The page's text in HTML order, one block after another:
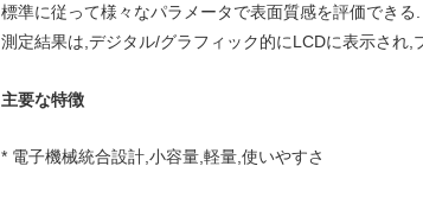
標準に従って様々なパラメータで表面質感を評価できる.
測定結果は,デジタル/グラフィック的にLCDに表示され,
主要な特徴
* 電子機械統合設計,小容量,軽量,使いやすさ